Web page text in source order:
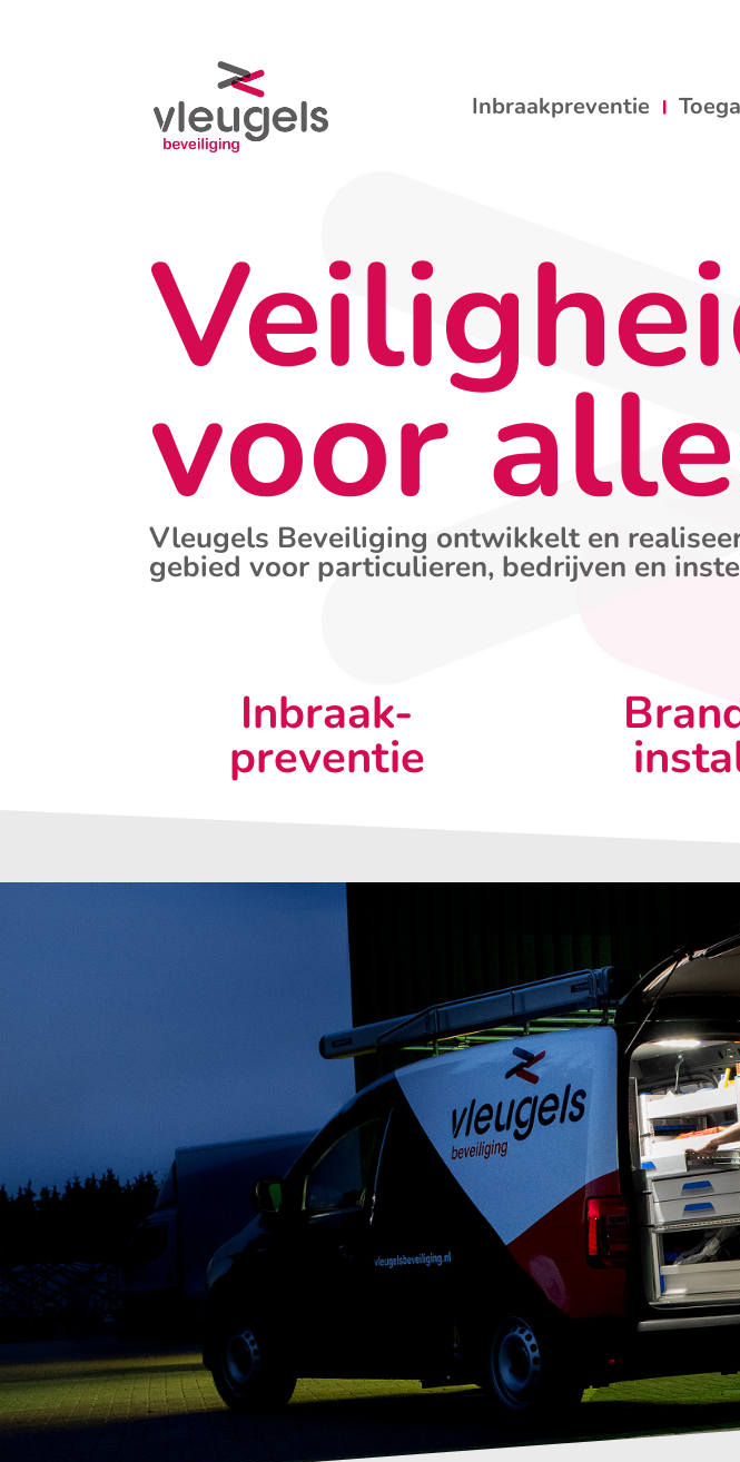
Inbraakpreventie
voor
Vleugels Beveiliging ontwikkelt en
gebied voor particulieren, bedrijven en
Inbraak-
preventie